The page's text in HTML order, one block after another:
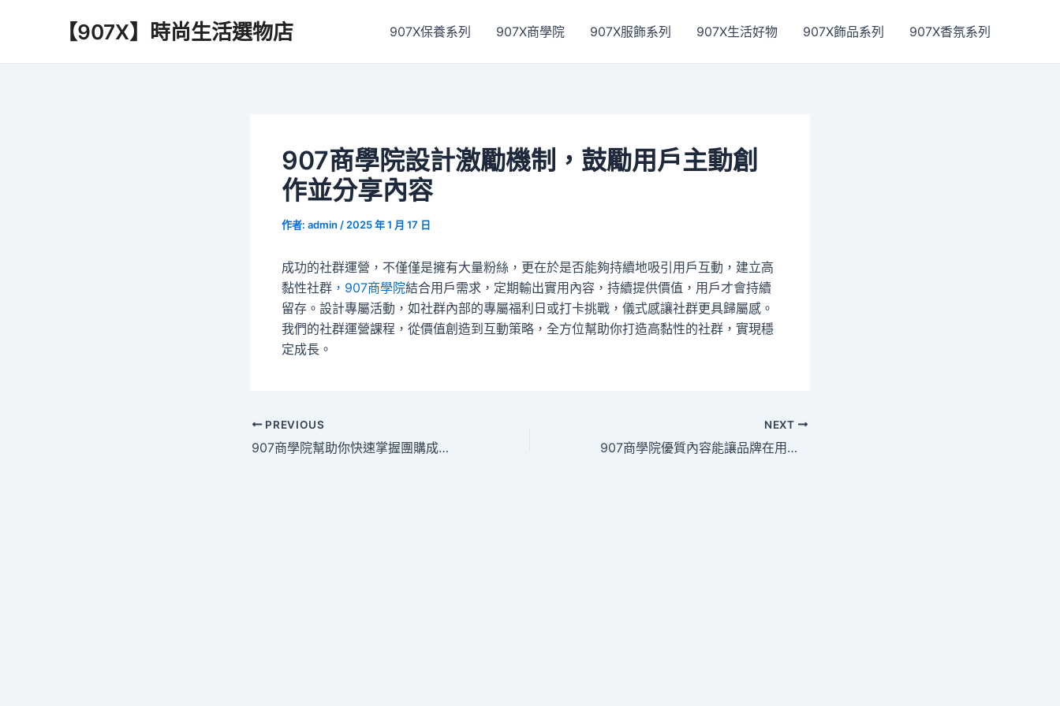
【907X】時尚生活選物店 907X保養系列 907X商學院 907X服飾系列 907X生活好物 907X飾品系列 907X香氛系列
907商學院設計激勵機制，鼓勵用戶主動創
作並分享內容
作者: admin / 2025 年 1 月 17 日
成功的社群運營，不僅僅是擁有大量粉絲，更在於是否能夠持續地吸引用戶互動，建立高
黏性社群 ，907商學院結合用戶需求，定期輸出實用內容，持續提供價值，用戶才會持續
留存。設計專屬活動，如社群內部的專屬福利日或打卡挑戰，儀式感讓社群更具歸屬感。
我們的社群運營課程，從價值創造到互動策略，全方位幫助你打造高黏性的社群，實現穩
定成長。
Post
navigation
PREVIOUS
907商學院幫助你快速掌握團購成功秘訣
NEXT
907商學院優質內容能讓品牌在用戶心中留下深刻印象